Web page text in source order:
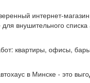
интернет-магазин
внушительного
квартиры, офисы,
в Минске - это